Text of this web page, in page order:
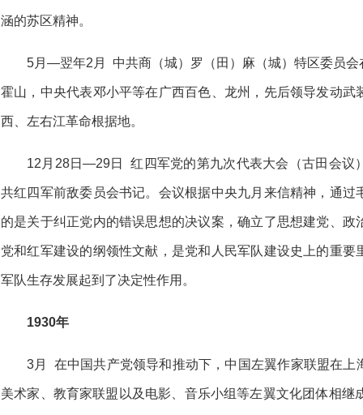
涵的苏区精神。
5月—翌年2月 中共商（城）罗（田）麻（城）特区委员
霍山，中央代表邓小平等在广西百色、龙州，先后领导发动
西、左右江革命根据地。
12月28日—29日 红四军党的第九次代表大会（古田会议
共红四军前敌委员会书记。会议根据中央九月来信精神，通
的是关于纠正党内的错误思想的决议案，确立了思想建党、
党和红军建设的纲领性文献，是党和人民军队建设史上的重
军队生存发展起到了决定性作用。
1930年
3月 在中国共产党领导和推动下，中国左翼作家联盟在上
美术家、教育家联盟以及电影、音乐小组等左翼文化团体相